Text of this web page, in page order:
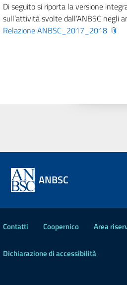
Di seguito si riporta la versione
sull’attività svolte dall’ANBSC negli
Relazione ANBSC_2017_2018
ANBSC
Contatti Coopernico Area
Dichiarazione di accessibilità